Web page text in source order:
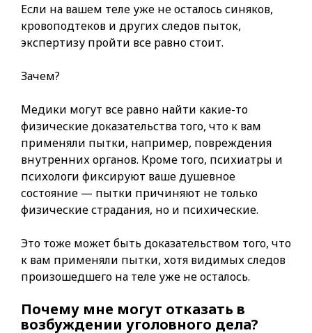
Если на вашем теле уже не осталось синяков,
кровоподтеков и других следов пыток,
экспертизу пройти все равно стоит.
Зачем?
Медики могут все равно найти какие-то
физические доказательства того, что к вам
применяли пытки, например, повреждения
внутренних органов. Кроме того, психиатры и
психологи фиксируют ваше душевное
состояние — пытки причиняют не только
физические страдания, но и психические.
Это тоже может быть доказательством того, что
к вам применяли пытки, хотя видимых следов
произошедшего на теле уже не осталось.
Почему мне могут отказать в
возбуждении уголовного дела?